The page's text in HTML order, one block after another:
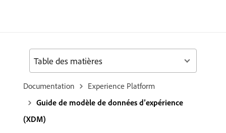
Documentation
Experience Platform
Guide de modèle de données d’expérience
(XDM)
Table des matières